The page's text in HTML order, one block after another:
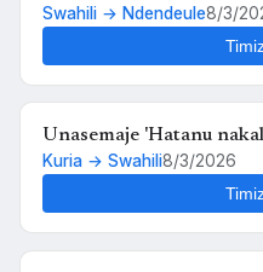
Swahili → Ndendeule8/3/
Unasemaje 'Hatanu
mula uche kunyankya
Kuria → Swahili8/3/2026